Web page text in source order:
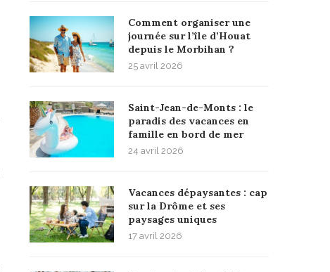
Comment organiser une
journée sur l’île d’Houat
depuis le Morbihan ?
25 avril 2026
Saint-Jean-de-Monts : le
paradis des vacances en
famille en bord de mer
24 avril 2026
Vacances dépaysantes : cap
sur la Drôme et ses
paysages uniques
17 avril 2026